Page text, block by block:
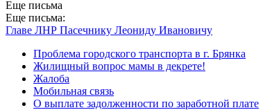
Еще письма
Еще письма:
Главе ЛНР Пасечнику Леониду Ивановичу
Проблема городского транспорта в г. Брянка
Жилищный вопрос мамы в декрете!
Жалоба
Мобильная связь
О выплате задолженности по заработной плате